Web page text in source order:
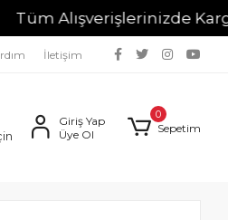
Kargo
İletişim
Giriş Yap
Üye Ol
0
Sepetim